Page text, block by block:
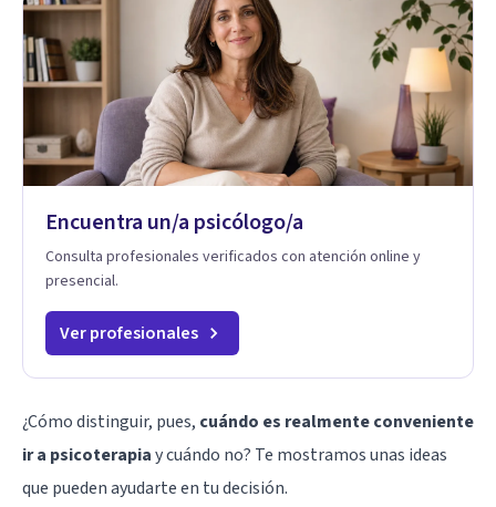
Encuentra un/a psicólogo/a
Consulta profesionales verificados con atención online y
presencial.
Ver profesionales
¿Cómo distinguir, pues, cuándo es realmente conveniente
ir a psicoterapiay cuándo no? Te mostramos unas ideas
que pueden ayudarte en tu decisión.